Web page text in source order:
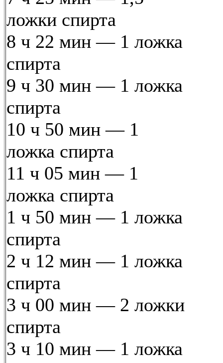
ложки спирта
8 ч 22 мин — 1 ложка
спирта
9 ч 30 мин — 1 ложка
спирта
10 ч 50 мин — 1
ложка спирта
11 ч 05 мин — 1
ложка спирта
1 ч 50 мин — 1 ложка
спирта
2 ч 12 мин — 1 ложка
спирта
3 ч 00 мин — 2 ложки
спирта
3 ч 10 мин — 1 ложка